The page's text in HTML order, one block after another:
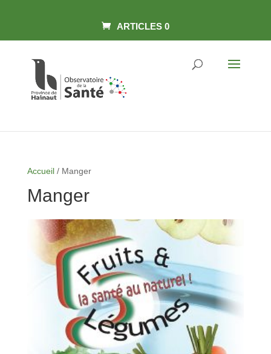
ARTICLES 0
Accueil/ Manger
Manger